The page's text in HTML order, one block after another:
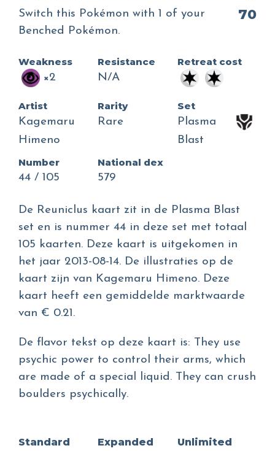
70
Switch this Pokémon with 1 of your
Benched Pokémon.
Weakness
×2
Resistance
N/A
Retreat cost
Artist
Kagemaru
Himeno
Rarity
Rare
Set
Plasma
Blast
Number
44 / 105
National dex
579
De Reuniclus kaart zit in de Plasma Blast
set en is nummer 44 in deze set met totaal
105 kaarten. Deze kaart is uitgekomen in
het jaar 2013-08-14. De illustraties op de
kaart zijn van Kagemaru Himeno. Deze
kaart heeft een gemiddelde marktwaarde
van € 0.21.
De flavor tekst op deze kaart is: They use
psychic power to control their arms, which
are made of a special liquid. They can crush
boulders psychically.
Standard
Expanded
Unlimited